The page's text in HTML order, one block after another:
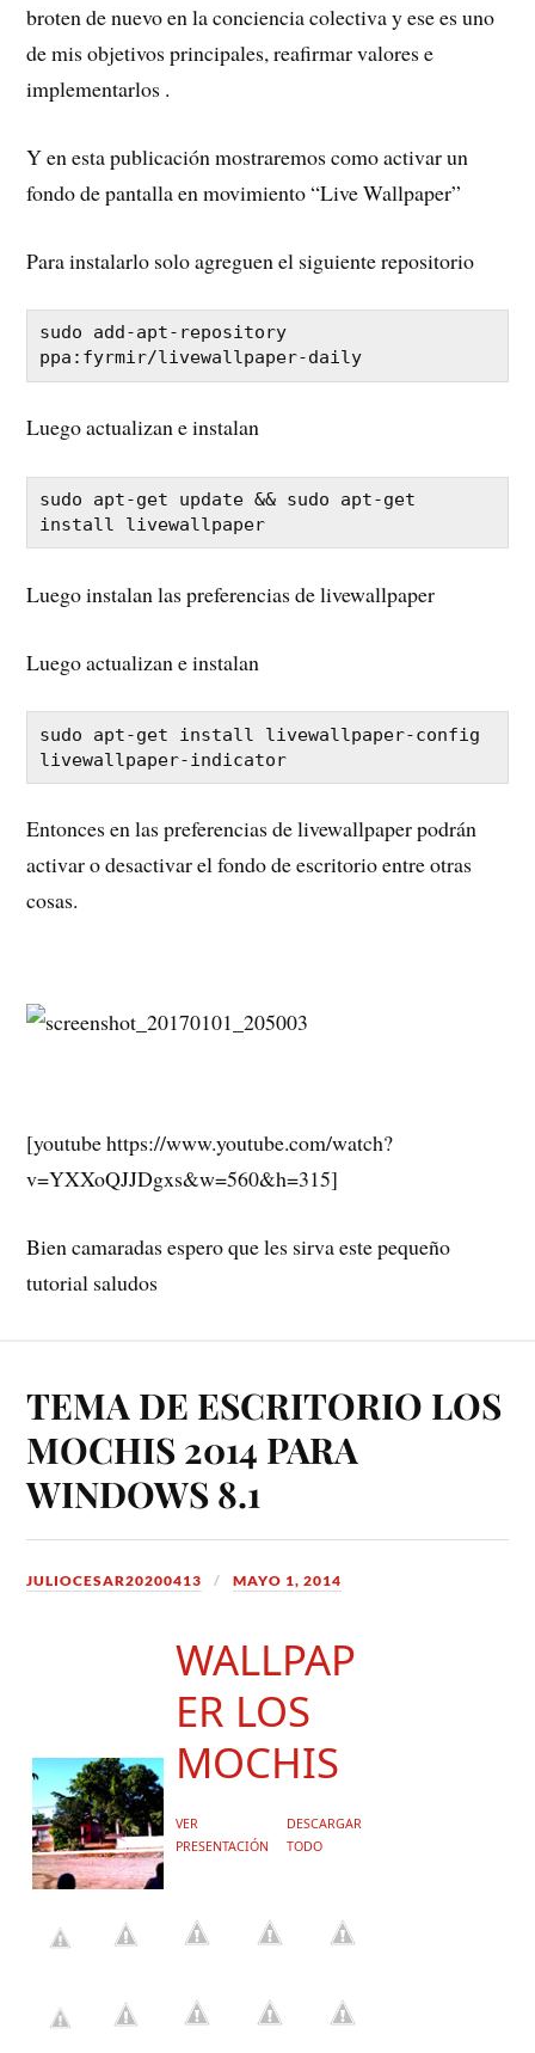
broten de nuevo en la conciencia colectiva y ese es uno
de mis objetivos principales, reafirmar valores e
implementarlos .
Y en esta publicación mostraremos como activar un
fondo de pantalla en movimiento “Live Wallpaper”
Para instalarlo solo agreguen el siguiente repositorio
sudo add-apt-repository
Luego actualizan e instalan
sudo apt-get update && sudo apt-get
Luego instalan las preferencias de livewallpaper
Luego actualizan e instalan
sudo apt-get install livewallpaper-config
Entonces en las preferencias de livewallpaper podrán
activar o desactivar el fondo de escritorio entre otras
cosas.
[youtube https://www.youtube.com/watch?
v=YXXoQJJDgxs&w=560&h=315]
Bien camaradas espero que les sirva este pequeño
tutorial saludos
TEMA DE ESCRITORIO LOS
MOCHIS 2014 PARA
WINDOWS 8.1
JULIOCESAR20200413 MAYO 1, 2014
WALLPAP
ER LOS
MOCHIS
VER
PRESENTACIÓN
DESCARGAR
TODO